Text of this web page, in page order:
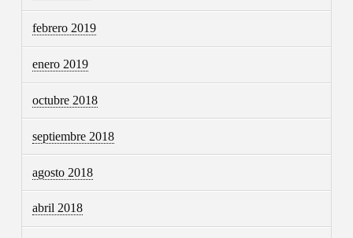
febrero 2019
enero 2019
octubre 2018
septiembre 2018
agosto 2018
abril 2018